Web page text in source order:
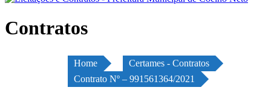
Contratos
Home
Certames - Contratos
Contrato Nº – 991561364/2021